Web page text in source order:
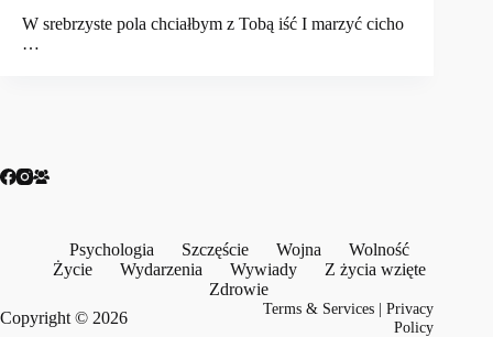
W srebrzyste pola chciałbym z Tobą iść I marzyć cicho
…
Psychologia Szczęście Wojna
Wolność
Życie
Wydarzenia Wywiady
Z życia wzięte
Zdrowie
Copyright © 2026
Terms & Services |Privacy
Policy